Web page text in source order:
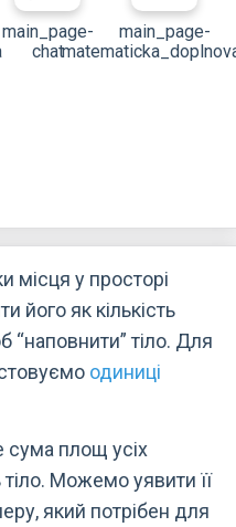
main_page-
chat
main_page-
місця у просторі
його як кількість
“наповнити” тіло. Для
одиниці
сума площ усіх
Можемо уявити її
який потрібен для